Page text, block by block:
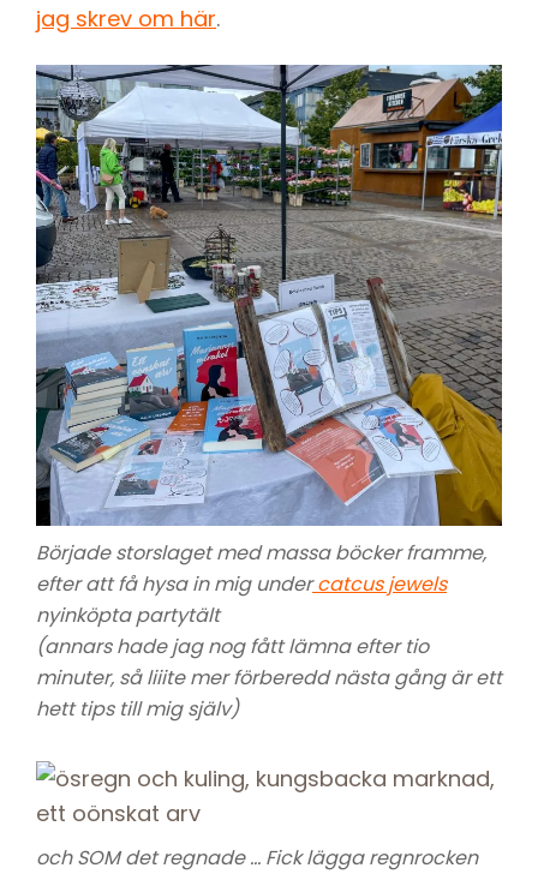
jag skrev om här.
Började storslaget med massa böcker framme,
efter att få hysa in mig undercatcus jewels
nyinköpta partytält
(annars hade jag nog fått lämna efter tio
minuter, så liiite mer förberedd nästa gång är ett
hett tips till mig själv)
och SOM det regnade … Fick lägga regnrocken